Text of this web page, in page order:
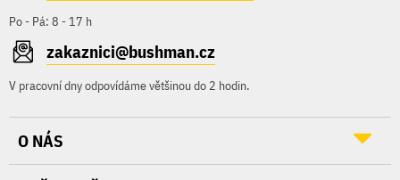
Po - Pá: 8 - 17 h
zakaznici@bushman.cz
V pracovní dny odpovídáme většinou do 2 hodin.
O NÁS